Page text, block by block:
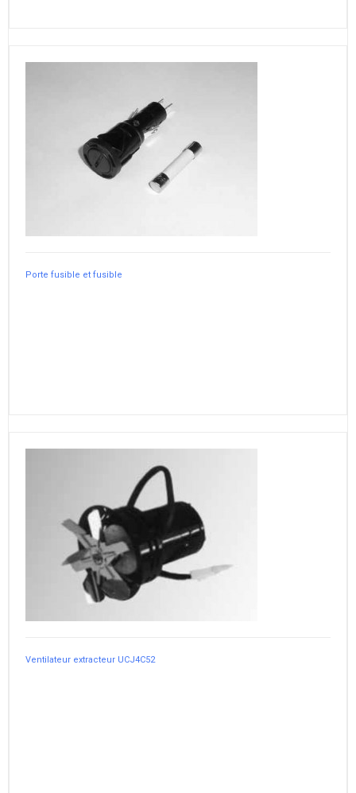
Porte fusible et fusible
Ventilateur extracteur UCJ4C52